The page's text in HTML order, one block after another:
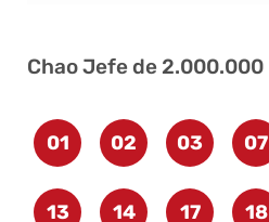
Chao Jefe de 2.000.000
01 02 03 07
13 14 17 18